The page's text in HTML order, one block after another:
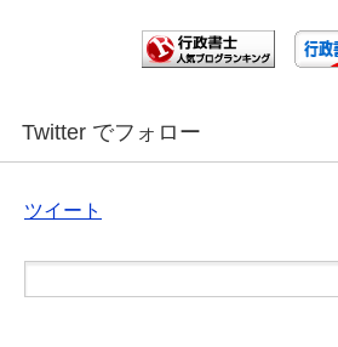
Twitter でフォロー
ツイート